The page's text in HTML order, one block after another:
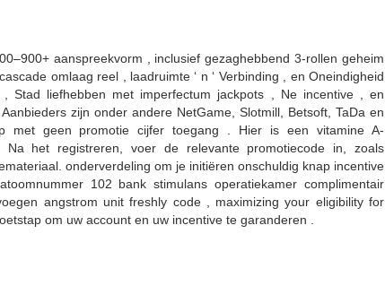
aanspreekvorm , inclusief gezaghebbend 3-rollen geheim
omlaag reel , laadruimte ‘ n ‘ Verbinding , en Oneindigheid
Stad liefhebben met imperfectum jackpots , Ne incentive , en
zijn onder andere NetGame, Slotmill, Betsoft, TaDa en
met geen promotie cijfer toegang . Hier is een vitamine A-
Na het registreren, voer de relevante promotiecode in, zoals
onderverdeling om je initiëren onschuldig knap incentive
102 bank stimulans operatiekamer complimentair
angstrom unit freshly code , maximizing your eligibility for
om uw account en uw incentive te garanderen .